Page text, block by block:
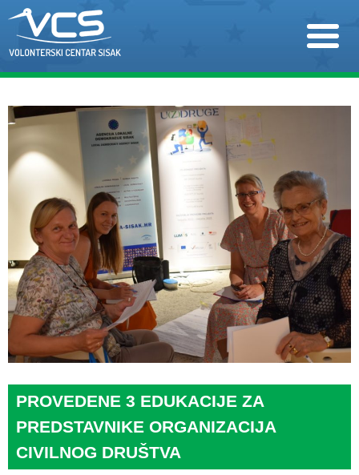
PROVEDENE 3 EDUKACIJE ZA
PREDSTAVNIKE ORGANIZACIJA
CIVILNOG DRUŠTVA